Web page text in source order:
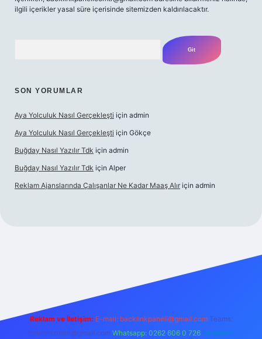
ilgili içerikler yasal süre içerisinde sitemizden kaldırılacaktır.
SON YORUMLAR
Aya Yolculuk Nasıl Gerçekleşti için admin
Aya Yolculuk Nasıl Gerçekleşti için Gökçe
Buğday Nasıl Yazılır Tdk için admin
Buğday Nasıl Yazılır Tdk için Alper
Reklam Ajanslarında Çalışanlar Ne Kadar Maaş Alır için admin
Reklam ve İletişim: E-mail: backlinkpaneli@gmail.com Teams:
forumhizmeti@gmail.com Whatsapp: 0262 606 0 726 Telegram: